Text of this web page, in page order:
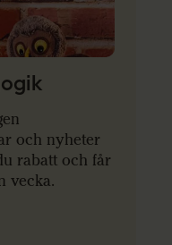
och nyheter
rabatt och får
vecka.